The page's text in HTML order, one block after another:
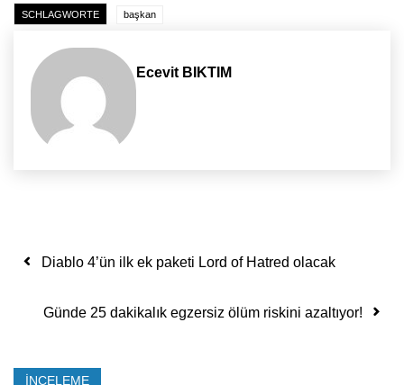
SCHLAGWORTE başkan
Ecevit BIKTIM
Yazı dolaşımı
Diablo 4’ün ilk ek paketi Lord of Hatred olacak
Günde 25 dakikalık egzersiz ölüm riskini azaltıyor!
İNCELEME